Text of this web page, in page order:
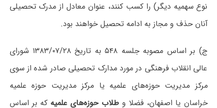
نوع سهمیه دیگر) را کسب کنند، عنوان معادل از مدرک تحصیلی
آنان حذف و مجاز به ادامه تحصیل خواهند بود.
ج) بر اساس مصوبه جلسه ۵۴۸ به تاریخ ۱۳۸۳/۰۷/۲۸ شورای
عالی انقلاب فرهنگی در مورد مدارک تحصیلی صادر شده از سوی
مرکز مدیریت حوزه‌های علمیه یا مرکز مدیریت حوزه علمیه
خراسان یا اصفهان، فضلا وطلاب حوزه‌های علمیه که بر اساس